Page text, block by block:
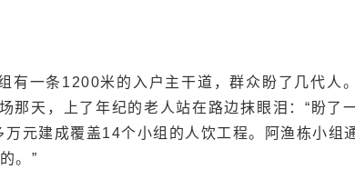
有一条1200米的入户主干道，群众盼了几代人
天，上了年纪的老人站在路边抹眼泪：“盼了
元建成覆盖14个小组的人饮工程。阿渔栋小组
。”